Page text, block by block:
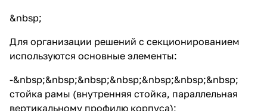
&nbsp;
Для организации решений с секционированием
используются основные элементы:
-&nbsp;&nbsp;&nbsp;&nbsp;&nbsp;&nbsp;&nbsp;
стойка рамы (внутренняя стойка, параллельная
вертикальному профилю корпуса);